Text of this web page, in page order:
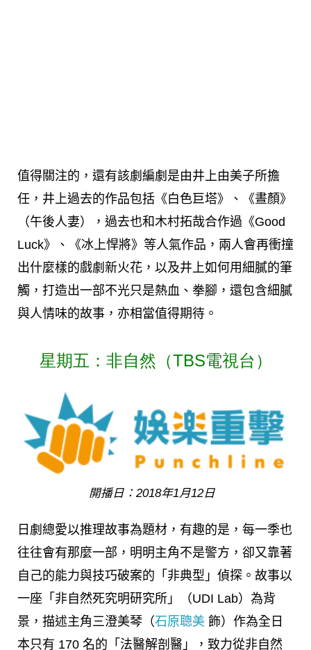
值得關注的，還有該劇編劇是由井上由美子所擔
任，井上過去的作品包括《白色巨塔》、《晝顏》
（午後人妻），過去也和木村拓哉合作過《Good
Luck》、《冰上悍將》等人氣作品，兩人會再衝撞
出什麼樣的戲劇新火花，以及井上如何用細膩的筆
觸，打造出一部不光只是熱血、拳腳，還包含細膩
與人情味的故事，亦相當值得期待。
星期五：非自然（TBS電視台）
開播日：2018年1月12日
日劇總愛以推理故事為題材，有趣的是，每一季也
往往會有那麼一部，明明主角不是警方，卻又靠著
自己的能力與技巧破案的「非典型」偵探。故事以
一座「非自然死究明研究所」（UDI Lab）為背
景，描述主角三澄美琴（石原聰美 飾）作為全日
本只有 170 名的「法醫解剖醫」，致力從非自然